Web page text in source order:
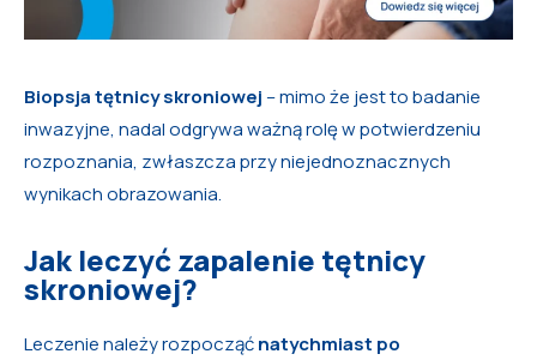
Biopsja tętnicy skroniowej – mimo że jest to badanie
inwazyjne, nadal odgrywa ważną rolę w potwierdzeniu
rozpoznania, zwłaszcza przy niejednoznacznych
wynikach obrazowania.
Jak leczyć zapalenie tętnicy
skroniowej?
Leczenie należy rozpocząćnatychmiast po